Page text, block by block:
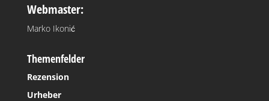
Webmaster:
Marko Ikonić
Themenfelder
Rezension
Urheber